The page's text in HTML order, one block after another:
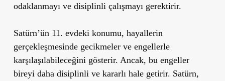
odaklanmayı ve disiplinli çalışmayı gerektirir.
Satürn’ün 11. evdeki konumu, hayallerin
gerçekleşmesinde gecikmeler ve engellerle
karşılaşılabileceğini gösterir. Ancak, bu engeller
bireyi daha disiplinli ve kararlı hale getirir. Satürn,